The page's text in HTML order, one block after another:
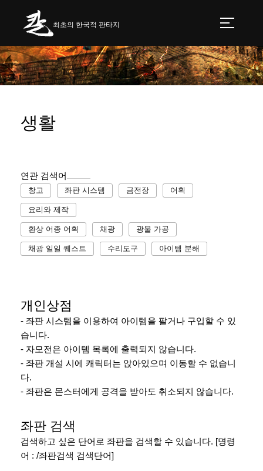
최초의 한국적 판타지
생활
연관 검색어
창고 좌판 시스템 금전장 어획
요리와 제작
환상 어종 어획 채광 광물 가공
채광 일일 퀘스트 수리도구 아이템 분해
개인상점
- 좌판 시스템을 이용하여 아이템을 팔거나 구입할 수 있
습니다.
- 자모전은 아이템 목록에 출력되지 않습니다.
- 좌판 개설 시에 캐릭터는 앉아있으며 이동할 수 없습니
다.
- 좌판은 몬스터에게 공격을 받아도 취소되지 않습니다.
좌판 검색
검색하고 싶은 단어로 좌판을 검색할 수 있습니다. [명령
어 : /좌판검색 검색단어]